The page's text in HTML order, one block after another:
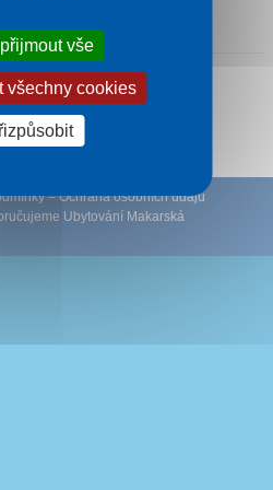
Rywal na Facebooku
–Ochrana osobních údajů
Ubytování Makarská
vše
všechny cookies